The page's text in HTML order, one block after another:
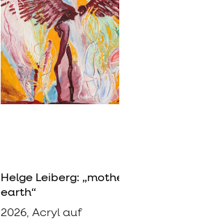
Helge Leiberg: „mother
earth“
2026, Acryl auf